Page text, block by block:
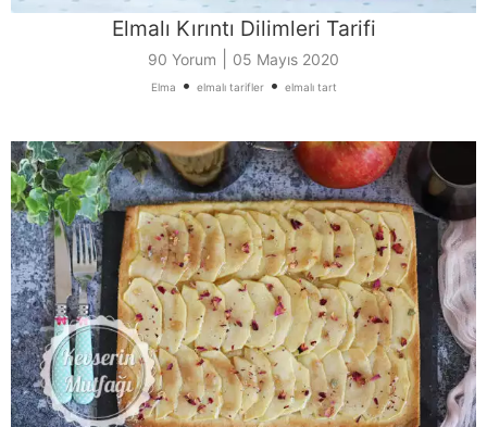
Elmalı Kırıntı Dilimleri Tarifi
90 Yorum 05 Mayıs 2020
Elma • elmalı tarifler• elmalı tart